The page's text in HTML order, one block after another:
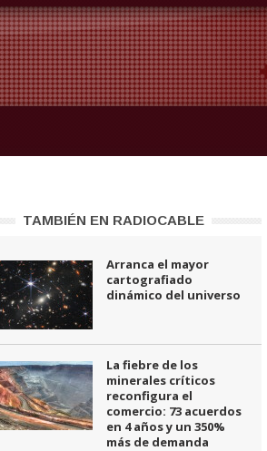
TAMBIÉN EN RADIOCABLE
Arranca el mayor
cartografiado
dinámico del universo
La fiebre de los
minerales críticos
reconfigura el
comercio: 73 acuerdos
en 4 años y un 350%
más de demanda